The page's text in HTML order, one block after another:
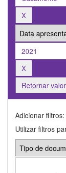
Retornar
Adicionar filtros:
Utilizar filtros